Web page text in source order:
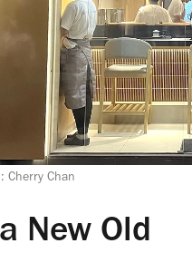
Cherry Chan
New Old